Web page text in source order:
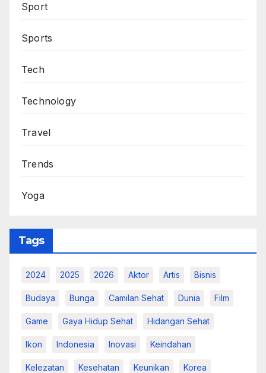
Sport
Sports
Tech
Technology
Travel
Trends
Yoga
Tags
2024 2025 2026 Aktor Artis Bisnis
Budaya Bunga Camilan Sehat Dunia Film
Game Gaya Hidup Sehat Hidangan Sehat
Ikon Indonesia Inovasi Keindahan
Kelezatan Kesehatan Keunikan Korea